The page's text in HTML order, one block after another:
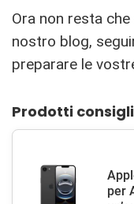
Ora non resta
nostro blog,
preparare le
Prodotti
per